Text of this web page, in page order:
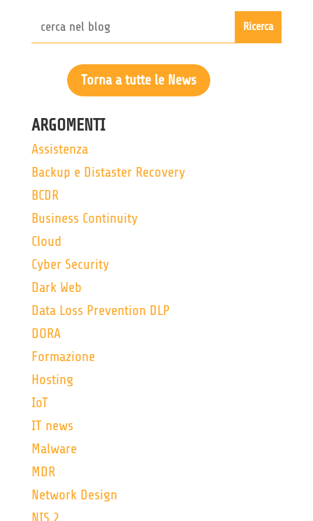
Torna a tutte le News
ARGOMENTI
Assistenza
Backup e Distaster Recovery
BCDR
Business Continuity
Cloud
Cyber Security
Dark Web
Data Loss Prevention DLP
DORA
Formazione
Hosting
IoT
IT news
Malware
MDR
Network Design